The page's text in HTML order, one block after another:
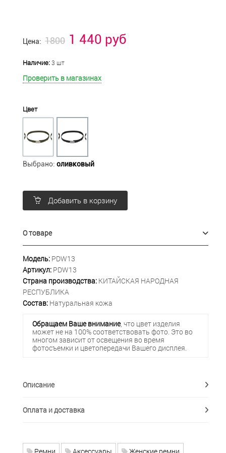
Цена: 1800 1 440 руб
Наличие:3 шт
Проверить в магазинах
Цвет
Выбрано: оливковый
Добавить в корзину
О товаре
Модель: PDW13
Артикул: PDW13
Страна производства: КИТАЙСКАЯ НАРОДНАЯ
РЕСПУБЛИКА
Состав: Натуральная кожа
Обращаем Ваше внимание, что цвет изделия
может не на 100% соответствовать фото. Это во
многом зависит от освещения во время
фотосъемки и цветопередачи Вашего дисплея.
Описание
Оплата и доставка